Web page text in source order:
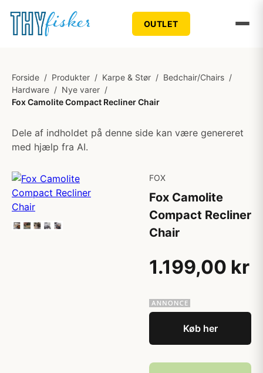
OUTLET
Forside / Produkter / Karpe & Stør / Bedchair/Chairs /
Hardware / Nye varer /
Fox Camolite Compact Recliner Chair
Dele af indholdet på denne side kan være genereret
med hjælp fra AI.
FOX
Fox Camolite
Compact Recliner
Chair
1.199,00 kr
Køb her